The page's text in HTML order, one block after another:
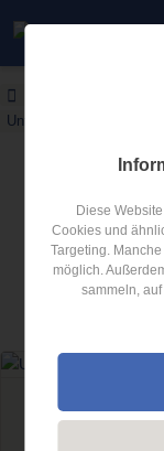
Unterschied Pkw
Artikel
Diese
Cookies und
Targeting.
möglich.
sammeln,